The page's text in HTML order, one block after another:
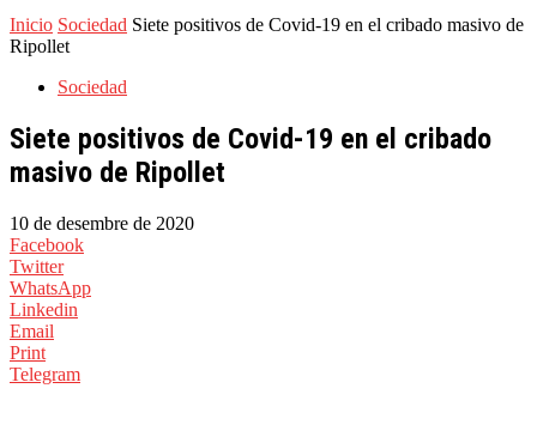
Inicio Sociedad Siete positivos de Covid-19 en el cribado masivo de
Ripollet
Sociedad
Siete positivos de Covid-19 en el cribado
masivo de Ripollet
10 de desembre de 2020
Facebook
Twitter
WhatsApp
Linkedin
Email
Print
Telegram